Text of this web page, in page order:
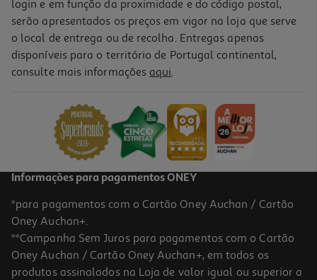
login e em função da proximidade e do código postal,
serão apresentados os preços em vigor na loja que serve
o local de entrega ou de recolha. Entregas apenas
disponíveis para o território de Portugal continental,
consulte mais informações aqui.
Informações para pagamentos ONEY
*para pagamentos com o Cartão Oney Auchan / Cartão
Oney Auchan+.
**Campanha Sem Juros para pagamentos com o Cartão
Oney Auchan / Cartão Oney Auchan+, em todos os
produtos assinalados na Loja de valor igual ou superior a